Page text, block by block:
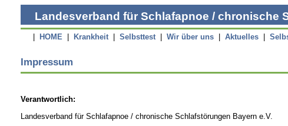
Landesverband für Schlafapnoe / chronische
HOME Krankheit Selbsttest Wir über uns Aktuelles
Impressum
Verantwortlich:
Landesverband für Schlafapnoe / chronische Schlafstörungen Bayern e.V.